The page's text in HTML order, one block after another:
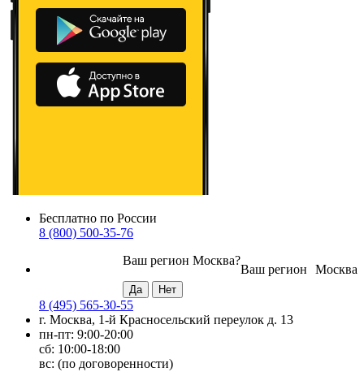
Бесплатно по России
8 (800) 500-35-76
Москва
Ваш регион
Ваш регион Москва?
8 (495) 565-30-55
г. Москва, 1-й Красносельский переулок д. 13
пн-пт: 9:00-20:00
сб: 10:00-18:00
вс: (по договоренности)